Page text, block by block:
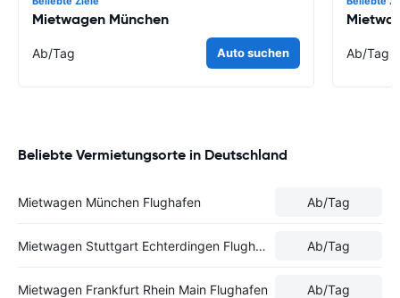
Mietwagen München
Ab/Tag Auto suchen Ab/Tag
Beliebte Vermietungsorte in Deutschland
Mietwagen München Flughafen Ab/Tag
Mietwagen Stuttgart Echterdingen Flughafen Ab/Tag
Mietwagen Frankfurt Rhein Main Flughafen Ab/Tag